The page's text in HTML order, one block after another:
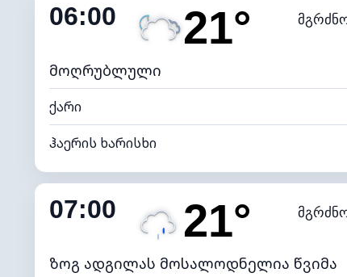
ნამის წერტილი
განათების ინდექსი
06:00 21°
მოღრუბლული
ქარი
ჰაერის ხარისხი
შიდა ტენიანობა
ნამის წერტილი
განათების ინდექსი
07:00 21°
ზოგ ადგილას მოსალოდნელია წვიმა